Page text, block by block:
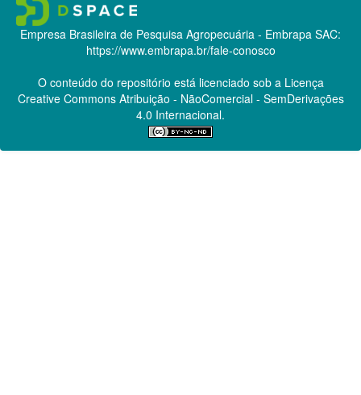
Empresa Brasileira de Pesquisa Agropecuária - Embrapa SAC:
https://www.embrapa.br/fale-conosco
O conteúdo do repositório está licenciado sob a Licença
Creative CommonsAtribuição - NãoComercial - SemDerivações
4.0 Internacional.